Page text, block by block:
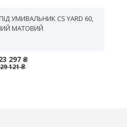
УМИВАЛЬНИК CS YARD 60,
МАТОВИЙ
297 ₴
29 121 ₴